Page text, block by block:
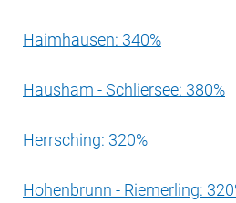
Haimhausen: 340%
Hausham - Schliersee: 380%
Herrsching: 320%
Hohenbrunn - Riemerling: